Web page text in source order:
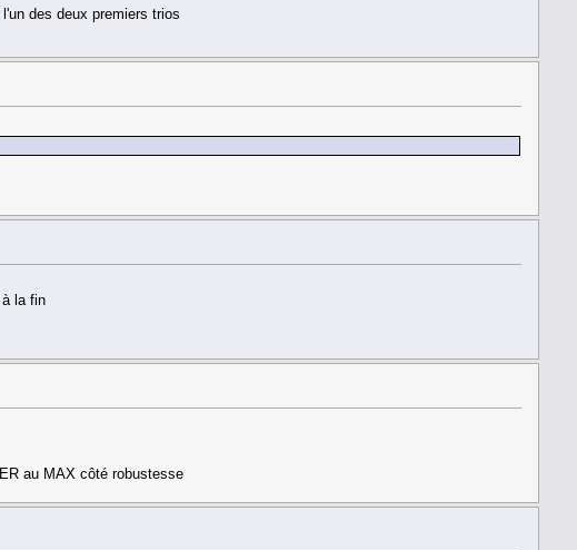
des deux premiers trios
la fin
au MAX côté robustesse